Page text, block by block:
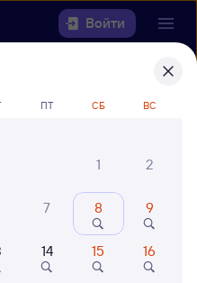
Войти
найти
ПТ СБ ВС
1
2
7 8 9
14 15 16